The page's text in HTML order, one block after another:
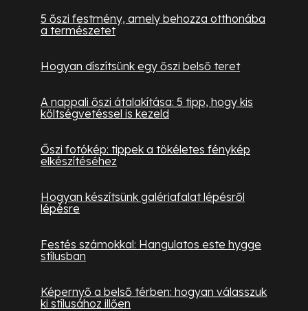
5 őszi festmény, amely behozza otthonába
a természetet
Hogyan díszítsünk egy őszi belső teret
A nappali őszi átalakítása: 5 tipp, hogy kis
költségvetéssel is kezeld
Őszi fotókép: tippek a tökéletes fénykép
elkészítéséhez
Hogyan készítsünk galériafalat lépésről
lépésre
Festés számokkal: Hangulatos este hygge
stílusban
Képernyő a belső térben: hogyan válasszuk
ki stílusához illően